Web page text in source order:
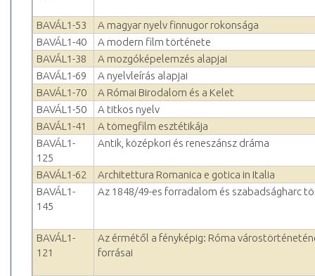
BAVÁL1-53
A magyar nyelv finnugor rokonsága
BAVÁL1-40
A modern film története
BAVÁL1-38
A mozgóképelemzés alapjai
BAVÁL1-69
A nyelvleírás alapjai
BAVÁL1-70
A Római Birodalom és a Kelet
BAVÁL1-50
A titkos nyelv
BAVÁL1-41
A tömegfilm esztétikája
BAVÁL1-
125
Antik, középkori és reneszánsz dráma
BAVÁL1-62
Architettura Romanica e gotica in Italia
BAVÁL1-
145
Az 1848/49-es forradalom és szabadságharc
BAVÁL1-
121
Az érmétől a fényképig: Róma
forrásai